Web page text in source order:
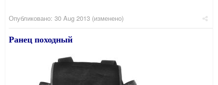
Опубликовано: 30 Aug 2013 (изменено)
Ранец походный